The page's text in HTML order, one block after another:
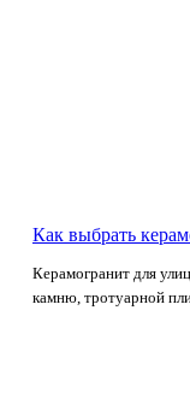
Как выбрать
Керамогранит для
камню, тротуарной